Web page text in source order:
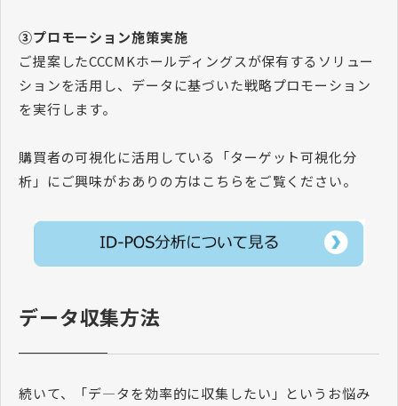
③プロモーション施策実施
ご提案したCCCMKホールディングスが保有するソリュー
ションを活用し、データに基づいた戦略プロモーション
を実行します。
購買者の可視化に活用している「ターゲット可視化分
析」にご興味がおありの方はこちらをご覧ください。
データ収集方法
続いて、「デ―タを効率的に収集したい」というお悩み